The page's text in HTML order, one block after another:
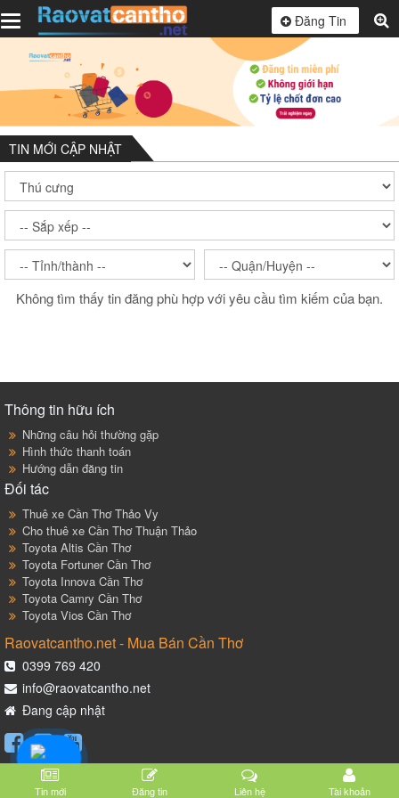
Đăng Tin
Toggle
navigation
TIN MỚI CẬP NHẬT
Không tìm thấy tin đăng phù hợp với yêu cầu tìm kiếm của bạn.
Thông tin hữu ích
Những câu hỏi thường gặp
Hình thức thanh toán
Hướng dẫn đăng tin
Đối tác
Thuê xe Cần Thơ Thảo Vy
Cho thuê xe Cần Thơ Thuận Thảo
Toyota Altis Cần Thơ
Toyota Fortuner Cần Thơ
Toyota Innova Cần Thơ
Toyota Camry Cần Thơ
Toyota Vios Cần Thơ
Raovatcantho.net - Mua Bán Cần Thơ
0399 769 420
info@raovatcantho.net
Đang cập nhật
Tin mới Đăng tin Liên hệ Tài khoản